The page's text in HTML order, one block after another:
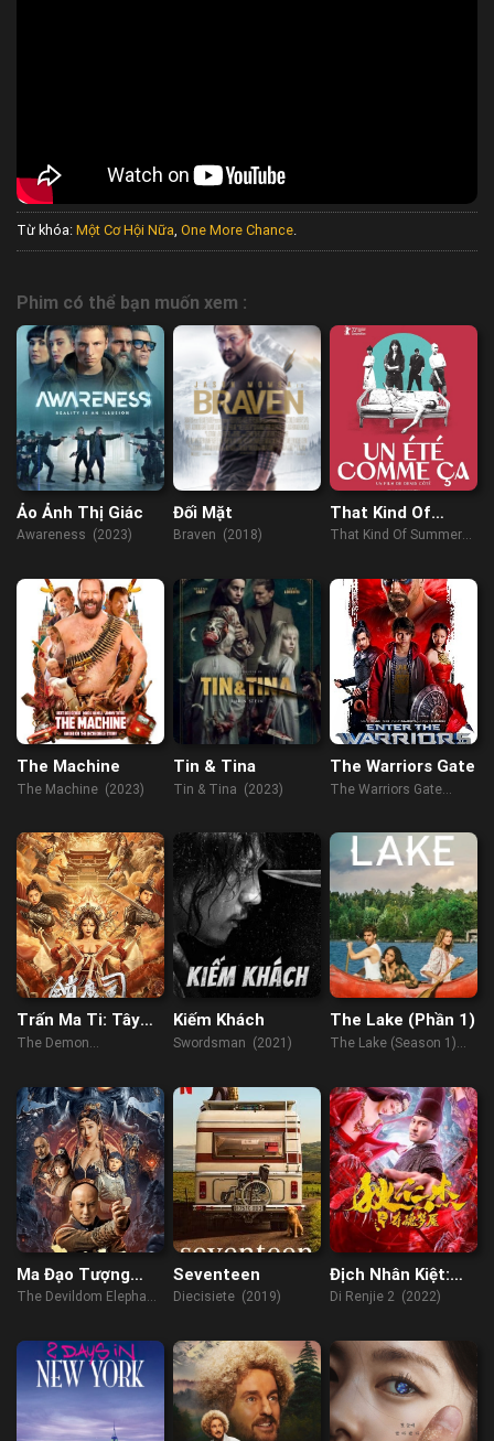
Từ khóa: Một Cơ Hội Nữa, One More Chance.
Phim có thể bạn muốn xem :
Ảo Ảnh Thị Giác
Awareness (2023)
Đối Mặt
Braven (2018)
That Kind Of
Summer
That Kind Of Summer
The Machine
The Machine (2023)
Tin & Tina
Tin & Tina (2023)
The Warriors Gate
The Warriors Gate
Trấn Ma Ti: Tây
Vực Dị Thú
The Demon
Barbarian Beast (2021)
Kiếm Khách
Swordsman (2021)
The Lake (Phần 1)
The Lake (Season 1)
Ma Đạo Tượng
Nhân
The Devildom Elephant
Seventeen
Diecisiete (2019)
Địch Nhân Kiệt:
Quỷ Đoạt Hồn
Di Renjie 2 (2022)